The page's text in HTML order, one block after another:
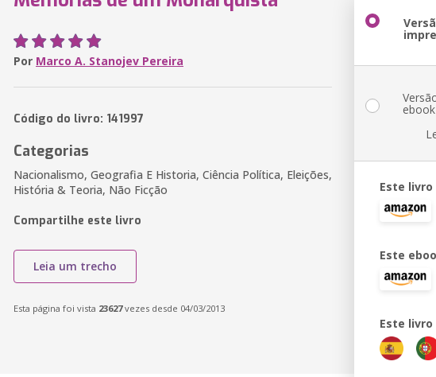
Por Marco A. Stanojev Pereira
Código do livro: 141997
Categorias
Nacionalismo, Geografia E Historia, Ciência Política, Eleições,
História & Teoria, Não Ficção
Compartilhe este livro
Leia um trecho
Esta página foi vista 23627vezes desde 04/03/2013
ebook
Este
Este
Este